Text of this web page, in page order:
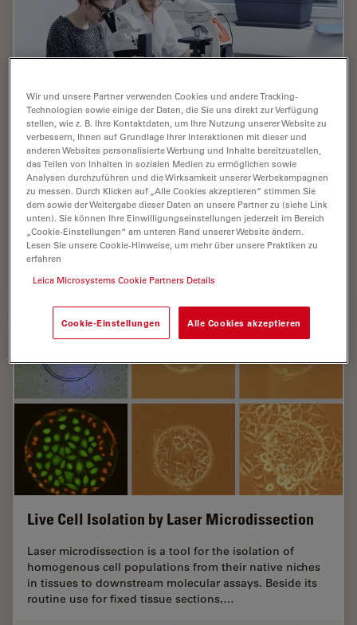
Digital Classroom Options
As teachers, you know your big challenge is to catch
and keep the students’ attention and the best chance
for this is by making the environment interactive. In the
case of the Microscopy Classroom, we…
Jul 09, 2019 Webinar Digitale Mikroskopie
Live Cell Isolation by Laser Microdissection
Laser microdissection is a tool for the isolation of
homogenous cell populations from their native niches
in tissues to downstream molecular assays. Beside its
routine use for fixed tissue sections,…
Wir und unsere Partner verwenden Cookies und andere Tracking-
Technologien sowie einige der Daten, die Sie uns direkt zur Verfügung
stellen, wie z. B. Ihre Kontaktdaten, um Ihre Nutzung unserer Website zu
verbessern, Ihnen auf Grundlage Ihrer Interaktionen mit dieser und
anderen Websites personalisierte Werbung und Inhalte bereitzustellen,
das Teilen von Inhalten in sozialen Medien zu ermöglichen sowie
Analysen durchzuführen und die Wirksamkeit unserer Werbekampagnen
zu messen. Durch Klicken auf „Alle Cookies akzeptieren“ stimmen Sie
dem sowie der Weitergabe dieser Daten an unsere Partner zu (siehe Link
unten). Sie können Ihre Einwilligungseinstellungen jederzeit im Bereich
„Cookie-Einstellungen“ am unteren Rand unserer Website ändern.
Lesen Sie unsere Cookie-Hinweise, um mehr über unsere Praktiken zu
erfahren
Leica Microsystems Cookie Partners Details
Cookie-Einstellungen Alle Cookies akzeptieren